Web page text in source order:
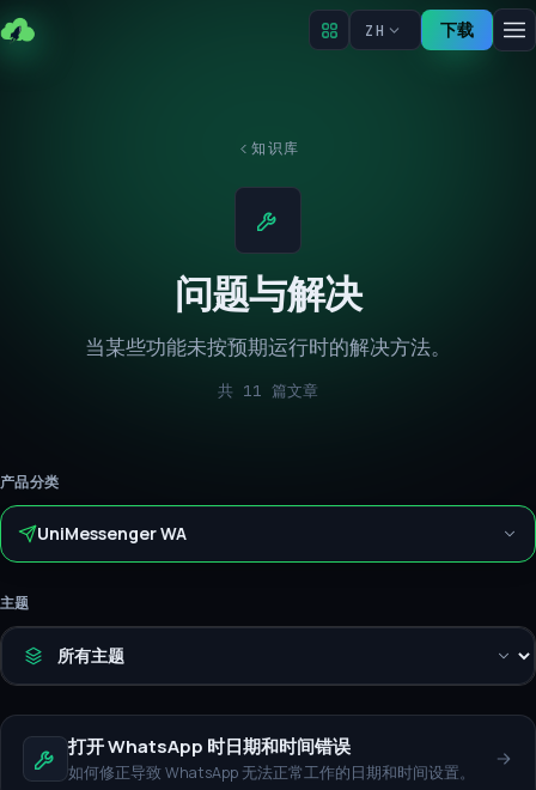
ZH 下载
知识库
问题与解决
当某些功能未按预期运行时的解决方法。
共 11 篇文章
产品分类
UniMessenger WA
主题
打开 WhatsApp 时日期和时间错误
如何修正导致 WhatsApp 无法正常工作的日期和时间设置。